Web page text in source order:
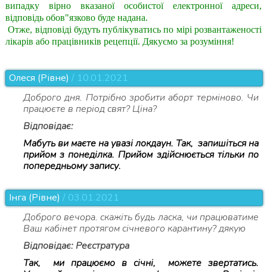
випадку вірно вказаної особистої електронної адреси,
відповідь обов"язково буде надана.
Отже, відповіді будуть публікуватись по мірі розвантаженості
лікарів або працівників рецепції. Дякуємо за розуміння!
Олеся (Рівне) / 10.01.2021
Доброго дня. Потрібно зробити аборт терміново. Чи
працюєте в період свят? Ціна?
Відповідає:
Мабуть ви маєте на увазі локдаун. Так, запишіться на
прийом з понеділка. Прийом здійснюється тільки по
попередньому запису.
Інга (рівне) / 03.01.2021
Доброго вечора. скажіть будь ласка, чи працюватиме
Ваш кабінет протягом січневого карантину? дякую
Відповідає: Реєстратура
Так, ми працюємо в січні, можете звертатись.